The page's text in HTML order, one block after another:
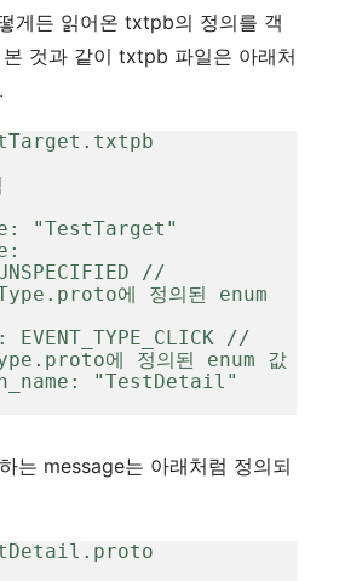
게든 읽어온 txtpb의 정의를 객
것과 같이 txtpb 파일은 아래처
"TestTarget"
//
에 정의된 enum
//
에 정의된 enum 값
"TestDetail"
는 message는 아래처럼 정의되